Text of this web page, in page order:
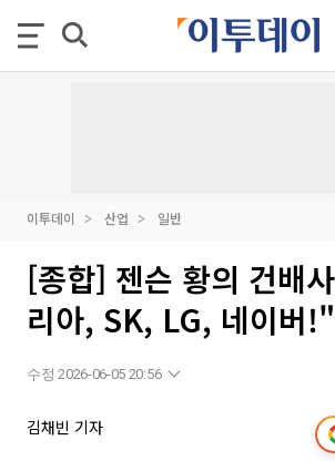
이투데이 산업 일반
[종합] 젠슨 황의 건배
리아, SK, LG, 네이버!"
수정 2026-06-05 20:56
김채빈 기자